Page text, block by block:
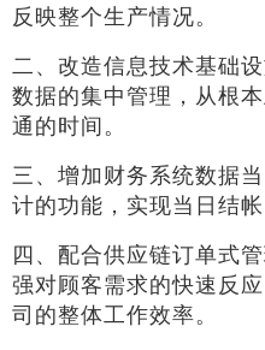
反映整个生产情况。
二、改造信息技术基础
数据的集中管理，从根
通的时间。
三、增加财务系统数据
计的功能，实现当日结帐
四、配合供应链订单式
强对顾客需求的快速反
司的整体工作效率。